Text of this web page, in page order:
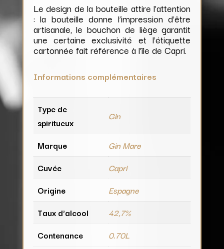
Le design de la bouteille attire l’attention
: la bouteille donne l’impression d’être
artisanale, le bouchon de liège garantit
une certaine exclusivité et l’étiquette
cartonnée fait référence à l’île de Capri.
Informations complémentaires
Type de
spiritueux
Gin
Marque
Gin Mare
Cuvée
Capri
Origine
Espagne
Taux d'alcool
42,7%
Contenance
0.70L